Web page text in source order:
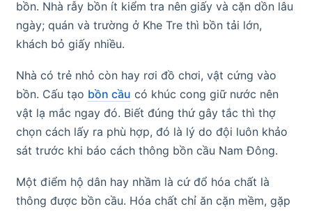
bồn. Nhà rẫy bồn ít kiểm tra nên giấy và cặn dồn lâu
ngày; quán và trường ở Khe Tre thì bồn tải lớn,
khách bỏ giấy nhiều.
Nhà có trẻ nhỏ còn hay rơi đồ chơi, vật cứng vào
bồn. Cấu tạo bồn cầu có khúc cong giữ nước nên
vật lạ mắc ngay đó. Biết đúng thứ gây tắc thì thợ
chọn cách lấy ra phù hợp, đó là lý do đội luôn khảo
sát trước khi báo cách thông bồn cầu Nam Đông.
Một điểm hộ dân hay nhầm là cứ đổ hóa chất là
thông được bồn cầu. Hóa chất chỉ ăn cặn mềm, gặp